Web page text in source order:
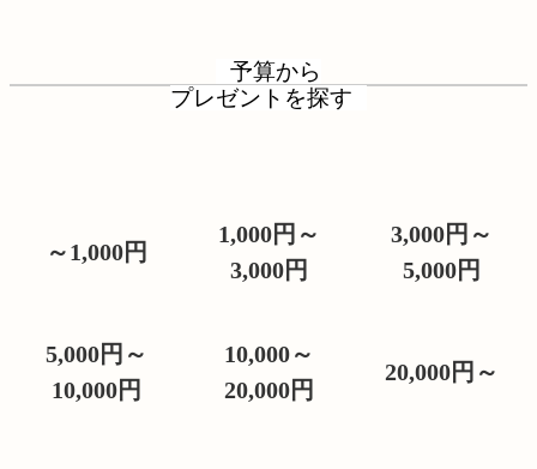
予算から
プレゼントを探す
～1,000円
1,000円～
3,000円
3,000円～
5,000円
5,000円～
10,000円
10,000～
20,000円
20,000円～